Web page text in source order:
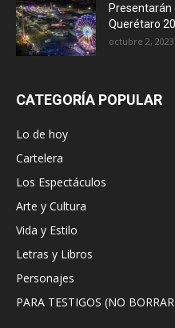
Presentarán
Querétaro
octubre 2, 2023
CATEGORÍA POPULAR
Lo de hoy
Cartelera
Los Espectáculos
Arte y Cultura
Vida y Estilo
Letras y Libros
Personajes
PARA TESTIGOS (NO